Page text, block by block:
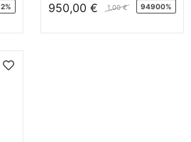
950,00 € 1,00 € 94900%